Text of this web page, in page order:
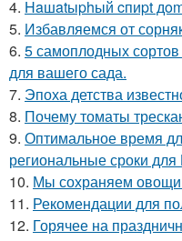
4. Haшatыphый cпиpt
5. Избавляемся от
6. 5 самоплодных
для вашего сада.
7. Эпоха детства
8. Почему томаты
9. Оптимальное время
региональные сроки для
10. Мы сохраняем овощи
11. Рекомендации для
12. Горячее на